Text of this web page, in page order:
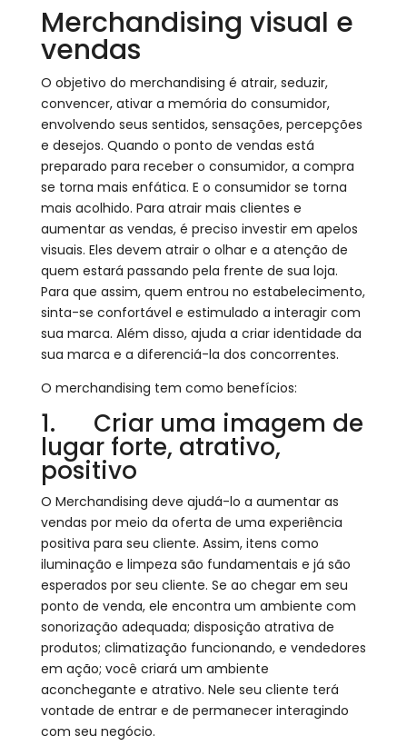
Merchandising visual e
vendas
O objetivo do merchandising é atrair, seduzir,
convencer, ativar a memória do consumidor,
envolvendo seus sentidos, sensações, percepções
e desejos. Quando o ponto de vendas está
preparado para receber o consumidor, a compra
se torna mais enfática. E o consumidor se torna
mais acolhido. Para atrair mais clientes e
aumentar as vendas, é preciso investir em apelos
visuais. Eles devem atrair o olhar e a atenção de
quem estará passando pela frente de sua loja.
Para que assim, quem entrou no estabelecimento,
sinta-se confortável e estimulado a interagir com
sua marca. Além disso, ajuda a criar identidade da
sua marca e a diferenciá-la dos concorrentes.
O merchandising tem como benefícios:
1. Criar uma imagem de
lugar forte, atrativo,
positivo
O Merchandising deve ajudá-lo a aumentar as
vendas por meio da oferta de uma experiência
positiva para seu cliente. Assim, itens como
iluminação e limpeza são fundamentais e já são
esperados por seu cliente. Se ao chegar em seu
ponto de venda, ele encontra um ambiente com
sonorização adequada; disposição atrativa de
produtos; climatização funcionando, e vendedores
em ação; você criará um ambiente
aconchegante e atrativo. Nele seu cliente terá
vontade de entrar e de permanecer interagindo
com seu negócio.